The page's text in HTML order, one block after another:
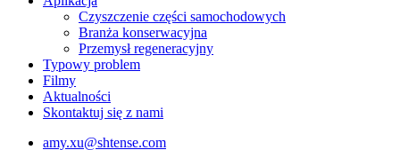
Czyszczenie części samochodowych
Branża konserwacyjna
Przemysł regeneracyjny
Typowy problem
Filmy
Aktualności
Skontaktuj się z nami
amy.xu@shtense.com